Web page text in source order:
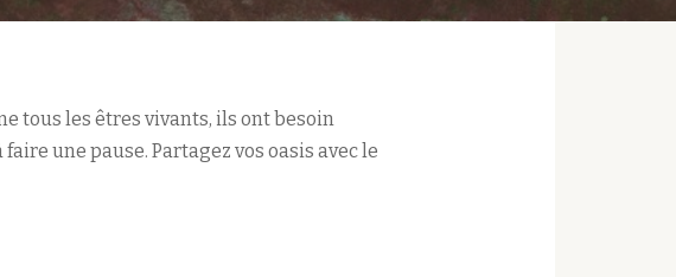
tous les êtres vivants, ils ont besoin
une pause. Partagez vos oasis avec le